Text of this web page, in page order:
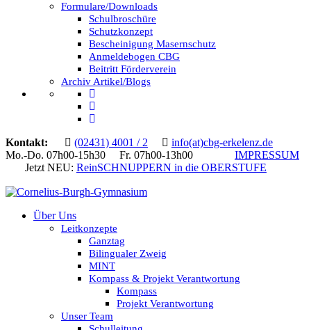
Formulare/Downloads
Schulbroschüre
Schutzkonzept
Bescheinigung Masernschutz
Anmeldebogen CBG
Beitritt Förderverein
Archiv Artikel/Blogs
Kontakt: (02431) 4001 / 2
info(at)cbg-erkelenz.de
Mo.-Do. 07h00-15h30 Fr. 07h00-13h00 IMPRESSUM
Jetzt NEU: ReinSCHNUPPERN in die OBERSTUFE
Über Uns
Leitkonzepte
Ganztag
Bilingualer Zweig
MINT
Kompass & Projekt Verantwortung
Kompass
Projekt Verantwortung
Unser Team